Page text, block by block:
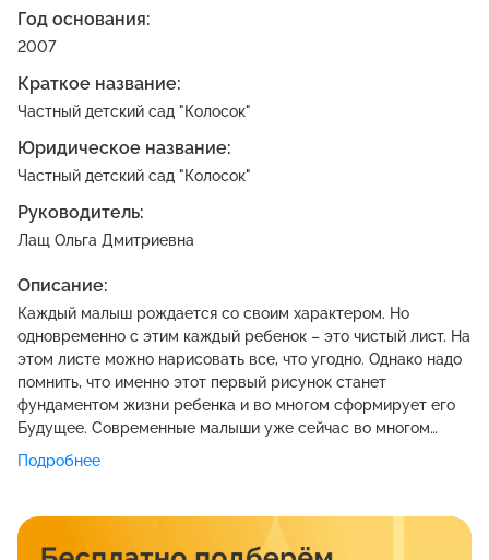
Год основания:
2007
Краткое название:
Частный детский сад "Колосок"
Юридическое название:
Частный детский сад "Колосок"
Руководитель:
Лащ Ольга Дмитриевна
Описание:
Каждый малыш рождается со своим характером. Но
одновременно с этим каждый ребенок – это чистый лист. На
этом листе можно нарисовать все, что угодно. Однако надо
помнить, что именно этот первый рисунок станет
фундаментом жизни ребенка и во многом сформирует его
Будущее. Современные малыши уже сейчас во многом
превосходят нас самих по уровню своего развития. Мы
хотим дать им такой старт, чтобы они уже с пеленок
родителей, уходили годы, а иногда и десятилетия.
Подробнее